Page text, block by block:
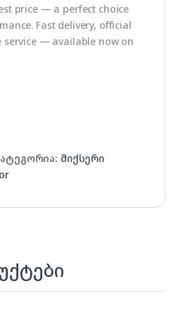
price — a perfect choice
Fast delivery, official
— available now on
მიქსერი